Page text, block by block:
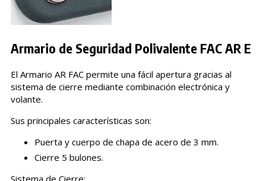
Armario de Seguridad Polivalente FAC AR E
El Armario AR FAC permite una fácil apertura gracias al
sistema de cierre mediante combinación electrónica y
volante.
Sus principales características son:
Puerta y cuerpo de chapa de acero de 3 mm.
Cierre 5 bulones.
Sistema de Cierre: